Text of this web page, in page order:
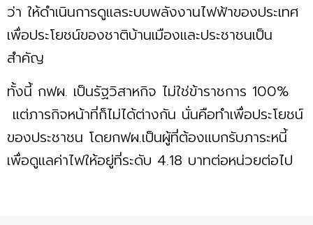
ว่า ให้ดำเนินการดูแลระบบพลังงานไฟฟ้าของประเทศ
เพื่อประโยชน์ของชาติบ้านเมืองและประชาชนเป็น
สำคัญ
ทั้งนี้ กฟผ. เป็นรัฐวิสาหกิจ ไม่ใช่ข้าราชการ 100%
แต่ภารกิจหน้าที่ก็ไม่ได้ต่างกัน นั่นคือทําเพื่อประโยชน์
ของประชาชน โดยกฟผ.เป็นผู้ที่ต้องแบกรับภาระหนี้
เพื่อดูแลค่าไฟให้อยู่ที่ระดับ 4.18 บาทต่อหน่วยต่อไป